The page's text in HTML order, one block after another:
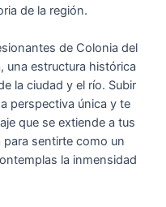
de la región.
de Colonia del
una estructura histórica
la ciudad y el río. Subir
perspectiva única y te
que se extiende a tus
sentirte como un
la inmensidad